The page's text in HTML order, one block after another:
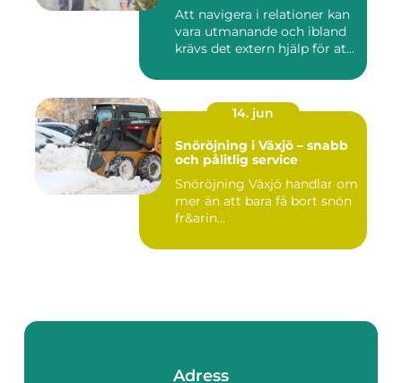
Att navigera i relationer kan
vara utmanande och ibland
krävs det extern hjälp för at...
14. jun
Snöröjning i Växjö – snabb
och pålitlig service
Snöröjning Växjö handlar om
mer än att bara få bort snön
fr&arin...
Adress